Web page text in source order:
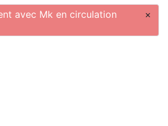
avec Mk en circulation
×